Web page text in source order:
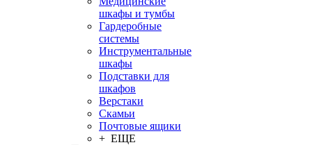
шкафы и тумбы
Гардеробные
системы
Инструментальные
шкафы
Подставки для
шкафов
Верстаки
Скамьи
Почтовые ящики
+ ЕЩЕ